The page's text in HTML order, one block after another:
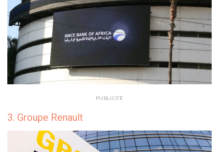
PUBLICITÉ
3. Groupe Renault